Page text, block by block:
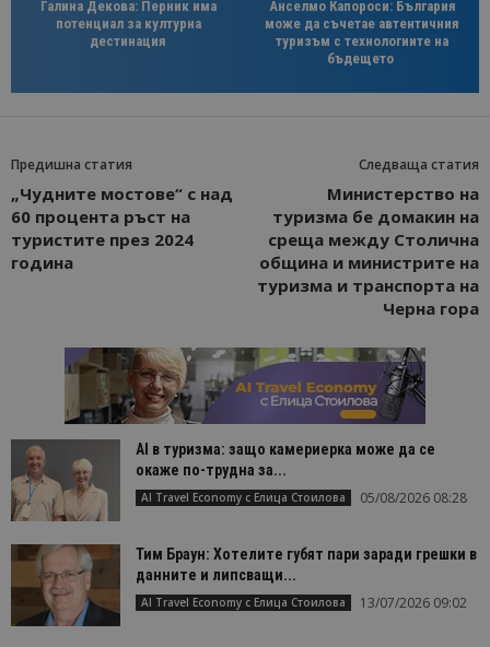
Галина Декова: Перник има
потенциал за културна
дестинация
Анселмо Капороси: България
може да съчетае автентичния
туризъм с технологиите на
бъдещето
Предишна статия
„Чудните мостове“ с над
60 процента ръст на
туристите през 2024
година
Следваща статия
Министерство на
туризма бе домакин на
среща между Столична
община и министрите на
туризма и транспорта на
Черна гора
AI в туризма: защо камериерка може да се
окаже по-трудна за...
AI Travel Economy с Елица Стоилова 05/08/2026 08:28
Тим Браун: Хотелите губят пари заради грешки в
данните и липсващи...
AI Travel Economy с Елица Стоилова 13/07/2026 09:02